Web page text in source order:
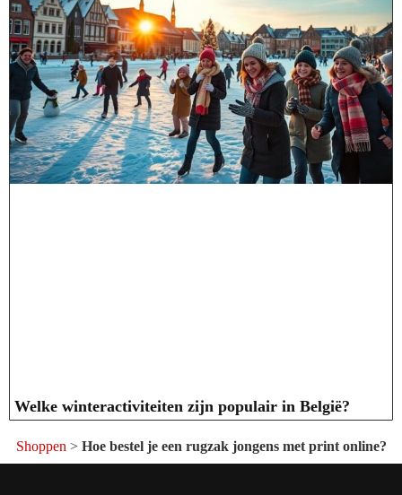
Welke winteractiviteiten zijn populair in België?
Shoppen > Hoe bestel je een rugzak jongens met print online?